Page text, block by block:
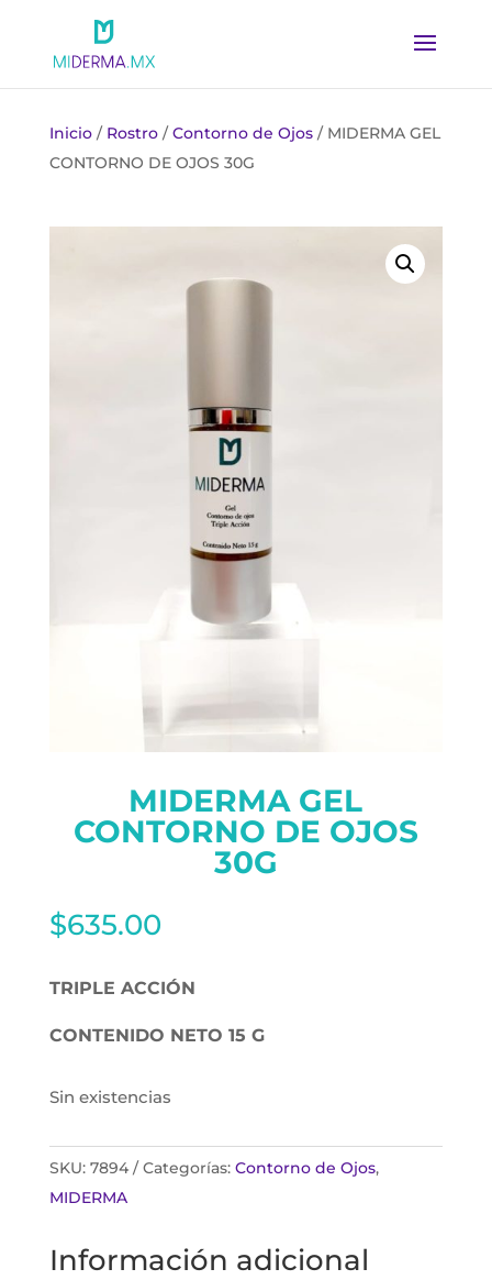
Inicio/ Rostro/Contorno de Ojos/ MIDERMA GEL
CONTORNO DE OJOS 30G
MIDERMA GEL
CONTORNO DE OJOS
30G
$635.00
TRIPLE ACCIÓN
CONTENIDO NETO 15 G
Sin existencias
SKU: 7894 Categorías: Contorno de Ojos,
MIDERMA
Información adicional